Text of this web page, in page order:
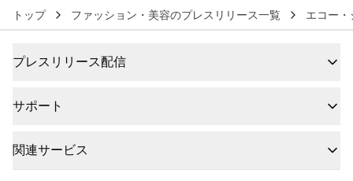
トップ ファッション・美容のプレスリリース一覧 エコー
プレスリリース配信
サポート
関連サービス